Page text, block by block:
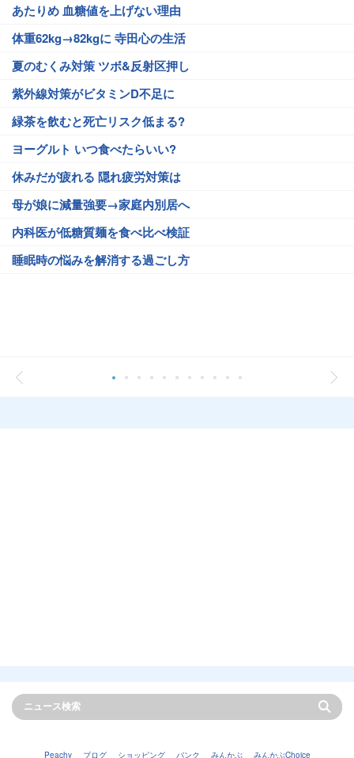
あたりめ 血糖値を上げない理由
体重62kg→82kgに 寺田心の生活
夏のむくみ対策 ツボ&反射区押し
紫外線対策がビタミンD不足に
緑茶を飲むと死亡リスク低まる?
ヨーグルト いつ食べたらいい?
休みだが疲れる 隠れ疲労対策は
母が娘に減量強要→家庭内別居へ
内科医が低糖質麺を食べ比べ検証
睡眠時の悩みを解消する過ごし方
Peachy ブログ ショッピング バンク みんかぶ みんかぶChoice